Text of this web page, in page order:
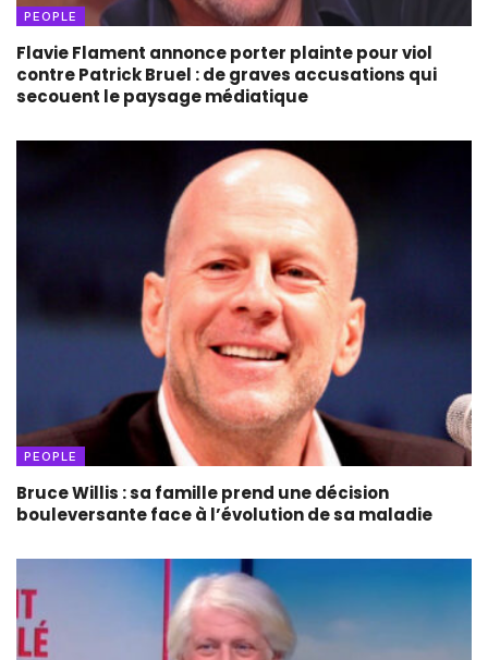
PEOPLE
Flavie Flament annonce porter plainte pour viol
contre Patrick Bruel : de graves accusations qui
secouent le paysage médiatique
PEOPLE
Bruce Willis : sa famille prend une décision
bouleversante face à l’évolution de sa maladie